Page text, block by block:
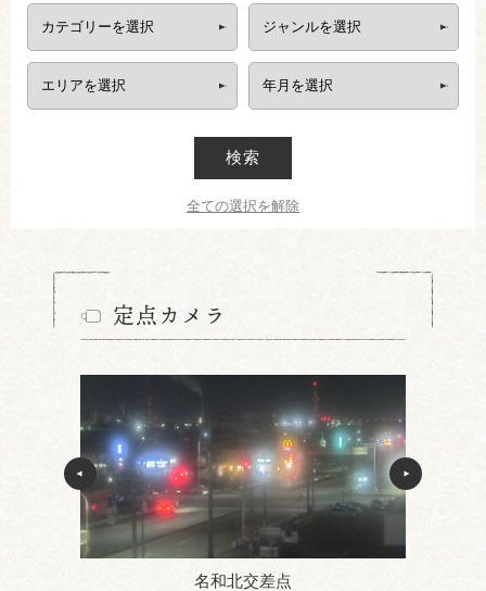
検索
全ての選択を解除
定点カメラ
名和北交差点